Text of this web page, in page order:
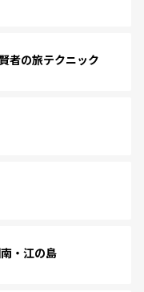
者の旅テクニック
・江の島